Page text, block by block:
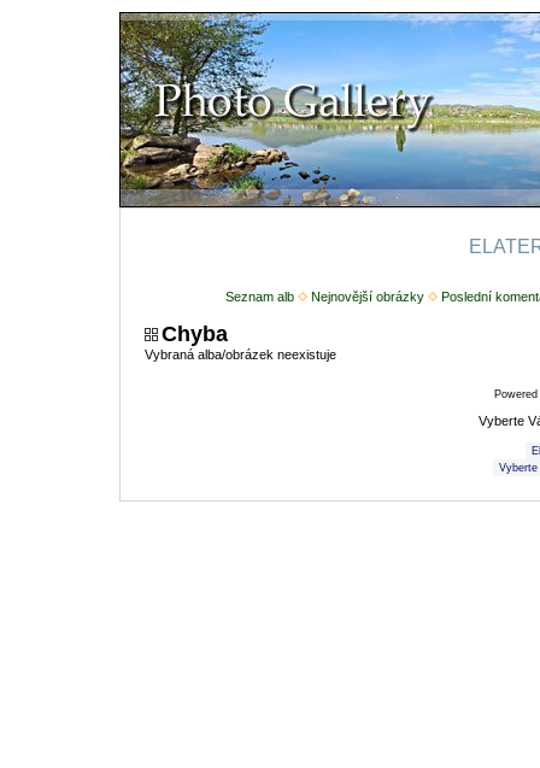
Seznam alb Nejnovější obrázky Poslední
Chyba
Vybraná alba/obrázek neexistuje
Vyberte